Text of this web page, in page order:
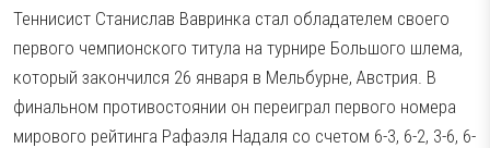
Теннисист Станислав Вавринка стал обладателем своего
первого чемпионского титула на турнире Большого шлема,
который закончился 26 января в Мельбурне, Австрия. В
финальном противостоянии он переиграл первого номера
мирового рейтинга Рафаэля Надаля со счетом 6-3, 6-2, 3-6, 6-